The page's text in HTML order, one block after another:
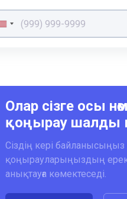
Олар сізге осы
қоңырау шалды
Сіздің кері байланысыңыз
қоңырауларыңыздың
анықтауға көмектеседі.